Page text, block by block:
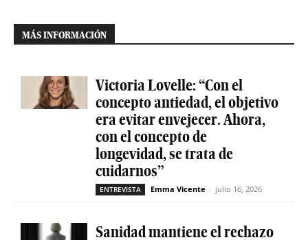
MÁS INFORMACIÓN
Victoria Lovelle: “Con el
concepto antiedad, el objetivo
era evitar envejecer. Ahora,
con el concepto de
longevidad, se trata de
cuidarnos”
ENTREVISTA Emma Vicente - julio 16, 2026
Sanidad mantiene el rechazo